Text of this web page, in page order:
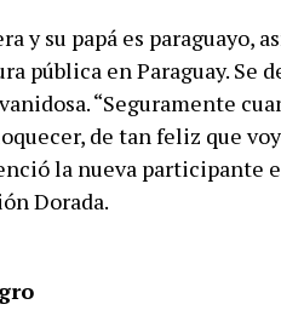
y su papá es paraguayo,
pública en Paraguay. Se
“Seguramente
de tan feliz que
la nueva participante
Dorada.